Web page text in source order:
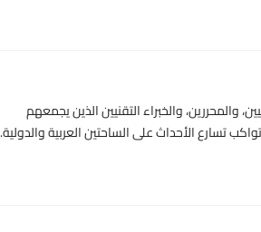
والمحررين، والخبراء التقنيين الذين يجمعهم
تسارع الأحداث على الساحتين العربية والدولية.